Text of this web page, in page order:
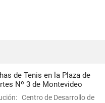
de Tenis en la Plaza de
Nº 3 de Montevideo
Centro de Desarrollo de